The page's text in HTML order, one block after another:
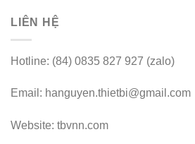
LIÊN HỆ
Hotline: (84) 0835 827 927 (zalo)
Email: hanguyen.thietbi@gmail.com
Website: tbvnn.com